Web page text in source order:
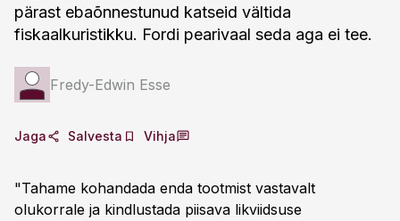
pärast ebaõnnestunud katseid vältida
fiskaalkuristikku. Fordi pearivaal seda aga ei tee.
Fredy-Edwin Esse
Jaga Salvesta Vihja
"Tahame kohandada enda tootmist vastavalt
olukorrale ja kindlustada piisava likviidsuse